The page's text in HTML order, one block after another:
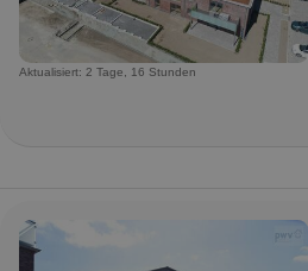
Aktualisiert: 2 Tage, 16 Stunden